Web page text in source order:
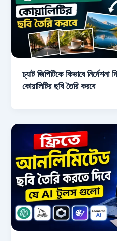
চ্যাট জিপিটিকে কিভাবে নির্দেশনা
কোয়ালিটির ছবি তৈরি করবে